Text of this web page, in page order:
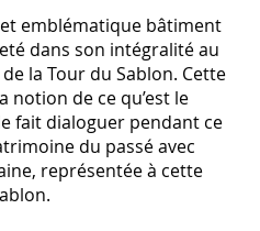
emblématique bâtiment
dans son intégralité au
la Tour du Sablon. Cette
de ce qu’est le
fait dialoguer pendant ce
du passé avec
représentée à cette